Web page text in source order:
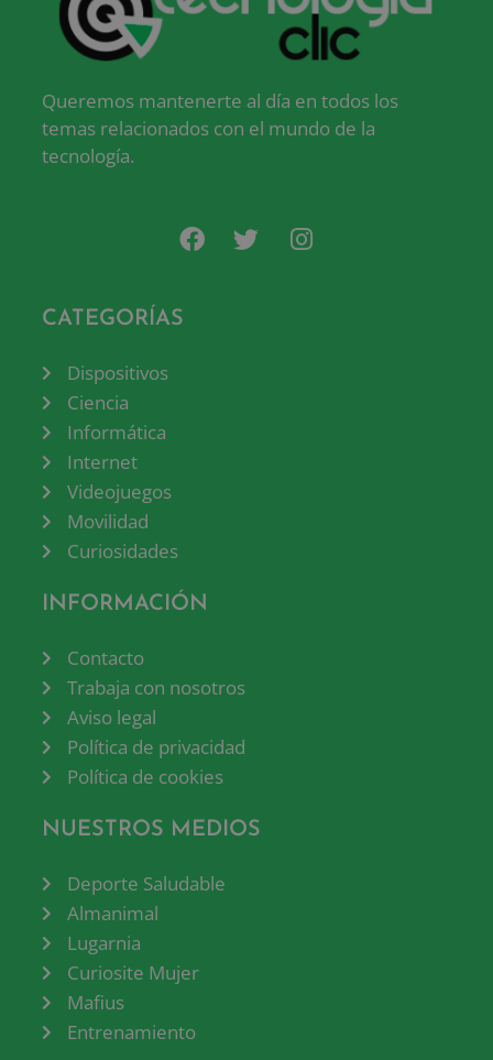
Queremos mantenerte al día en todos los
temas relacionados con el mundo de la
tecnología.
CATEGORÍAS
Dispositivos
Ciencia
Informática
Internet
Videojuegos
Movilidad
Curiosidades
INFORMACIÓN
Contacto
Trabaja con nosotros
Aviso legal
Política de privacidad
Política de cookies
NUESTROS MEDIOS
Deporte Saludable
Almanimal
Lugarnia
Curiosite Mujer
Mafius
Entrenamiento